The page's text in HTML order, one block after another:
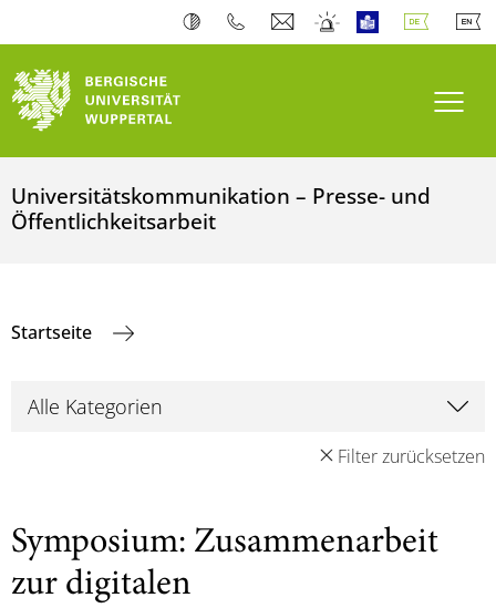
Universitätskommunikation – Presse- und
Öffentlichkeitsarbeit
Startseite
Filter zurücksetzen
Symposium: Zusammenarbeit
zur digitalen